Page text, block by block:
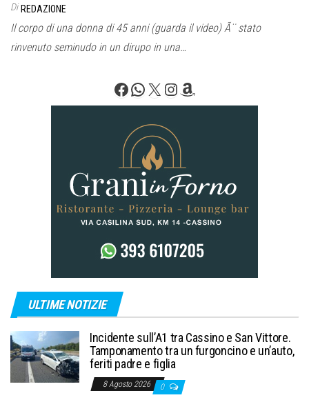
Di REDAZIONE
Il corpo di una donna di 45 anni (guarda il video) Ã¨ stato
rinvenuto seminudo in un dirupo in una…
Facebook
WhatsApp
X Instagram
Amazon
ULTIME NOTIZIE
Incidente sull’A1 tra Cassino e San Vittore.
Tamponamento tra un furgoncino e un’auto,
feriti padre e figlia
8 Agosto 2026 0